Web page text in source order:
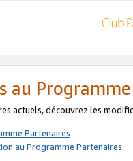
au
actuels, découvrez les
Partenaires
au Programme Partenaires